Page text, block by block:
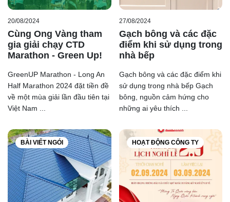
20/08/2024
Cùng Ong Vàng tham
gia giải chạy CTD
Marathon - Green Up!
GreenUP Marathon - Long An
Half Marathon 2024 đặt tiền đề
về một mùa giải lần đầu tiên tại
Việt Nam ...
27/08/2024
Gạch bông và các đặc
điểm khi sử dụng trong
nhà bếp
Gạch bông và các đặc điểm khi
sử dụng trong nhà bếp Gạch
bông, nguồn cảm hứng cho
những ai yêu thích ...
BÀI VIẾT NGÓI HOẠT ĐỘNG CÔNG TY